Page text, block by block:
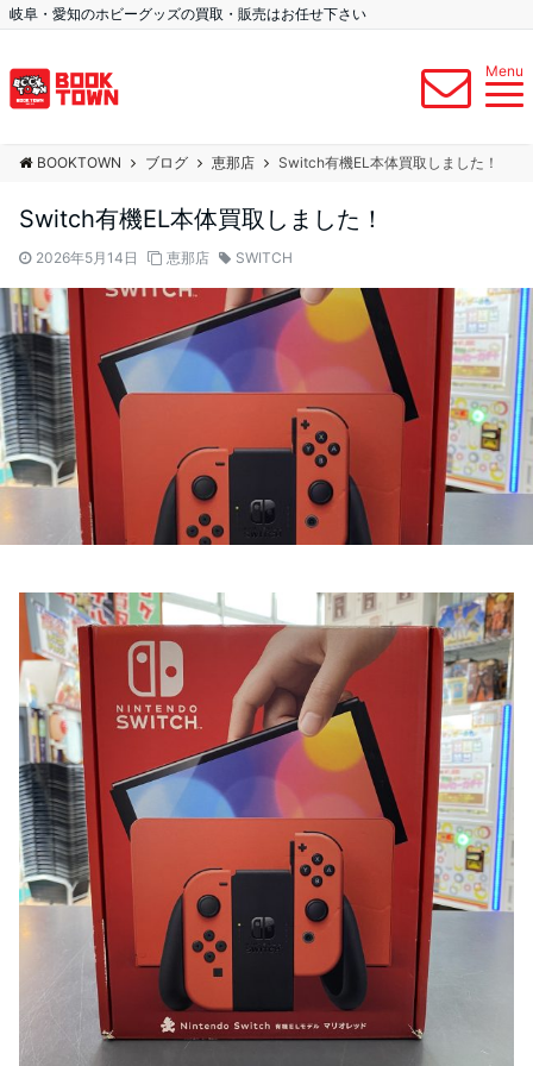
岐阜・愛知のホビーグッズの買取・販売はお任せ下さい
Menu
BOOKTOWN ブログ 恵那店 Switch有機EL本体買取しました！
Switch有機EL本体買取しました！
2026年5月14日 恵那店 SWITCH